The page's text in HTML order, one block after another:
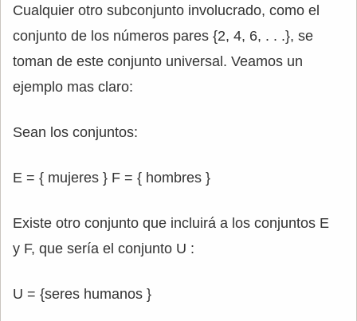
Cualquier otro subconjunto involucrado, como el
conjunto de los números pares {2, 4, 6, . . .}, se
toman de este conjunto universal. Veamos un
ejemplo mas claro:
Sean los conjuntos:
E = { mujeres } F = { hombres }
Existe otro conjunto que incluirá a los conjuntos E
y F, que sería el conjunto U :
U = {seres humanos }